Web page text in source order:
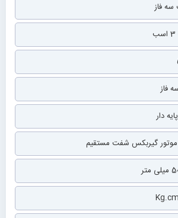
فاز
پایه دار
موتور گیربکس شفت مستقیم
متر